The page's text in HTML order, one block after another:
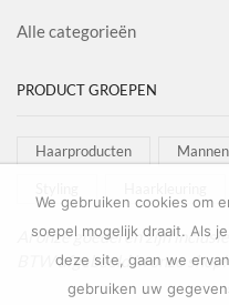
Alle categorieën
PRODUCT GROEPEN
Haarproducten Mannen
Al onze goederen zijn
BTW afgebeeld in onze shop!
We gebruiken cookies om
soepel mogelijk draait. Als
deze site, gaan we
gebruiken uw